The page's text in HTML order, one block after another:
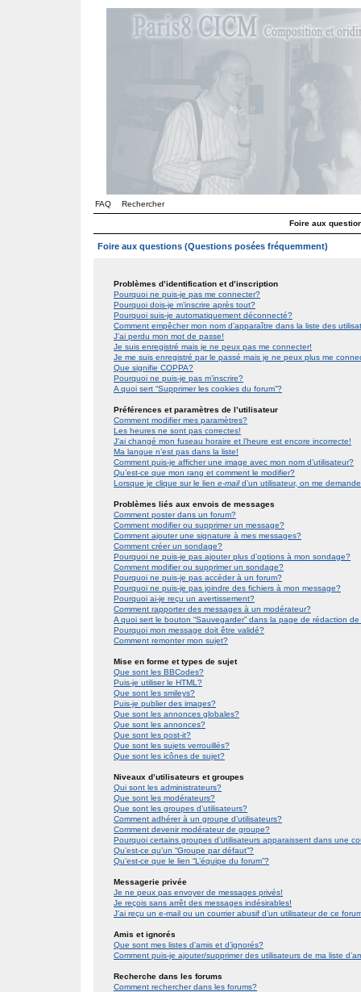
FAQ Rechercher
Foire aux
Foire aux questions (Questions posées fréquemment)
Problèmes d’identification et d’inscription
Pourquoi ne puis-je pas me connecter?
Pourquoi dois-je m’inscrire après tout?
Pourquoi suis-je automatiquement déconnecté?
Comment empêcher mon nom d’apparaître dans la liste des
J’ai perdu mon mot de passe!
Je suis enregistré mais je ne peux pas me connecter!
Je me suis enregistré par le passé mais je ne peux plus me
Que signifie COPPA?
Pourquoi ne puis-je pas m’inscrire?
A quoi sert “Supprimer les cookies du forum”?
Préférences et paramètres de l’utilisateur
Comment modifier mes paramètres?
Les heures ne sont pas correctes!
J’ai changé mon fuseau horaire et l’heure est encore incorrecte!
Ma langue n’est pas dans la liste!
Comment puis-je afficher une image avec mon nom d’utilisateur?
Qu’est-ce que mon rang et comment le modifier?
Lorsque je clique sur le lien e-maild’un utilisateur, on me
Problèmes liés aux envois de messages
Comment poster dans un forum?
Comment modifier ou supprimer un message?
Comment ajouter une signature à mes messages?
Comment créer un sondage?
Pourquoi ne puis-je pas ajouter plus d’options à mon sondage?
Comment modifier ou supprimer un sondage?
Pourquoi ne puis-je pas accéder à un forum?
Pourquoi ne puis-je pas joindre des fichiers à mon message?
Pourquoi ai-je reçu un avertissement?
Comment rapporter des messages à un modérateur?
A quoi sert le bouton “Sauvegarder” dans la page de rédaction
Pourquoi mon message doit être validé?
Comment remonter mon sujet?
Mise en forme et types de sujet
Que sont les BBCodes?
Puis-je utiliser le HTML?
Que sont les smileys?
Puis-je publier des images?
Que sont les annonces globales?
Que sont les annonces?
Que sont les post-it?
Que sont les sujets verrouillés?
Que sont les icônes de sujet?
Niveaux d’utilisateurs et groupes
Qui sont les administrateurs?
Que sont les modérateurs?
Que sont les groupes d’utilisateurs?
Comment adhérer à un groupe d’utilisateurs?
Comment devenir modérateur de groupe?
Pourquoi certains groupes d’utilisateurs apparaissent dans une
Qu’est-ce qu’un “Groupe par défaut”?
Qu’est-ce que le lien “L’équipe du forum”?
Messagerie privée
Je ne peux pas envoyer de messages privés!
Je reçois sans arrêt des messages indésirables!
J’ai reçu un e-mail ou un courrier abusif d’un utilisateur de ce
Amis et ignorés
Que sont mes listes d’amis et d’ignorés?
Comment puis-je ajouter/supprimer des utilisateurs de ma liste
Recherche dans les forums
Comment rechercher dans les forums?